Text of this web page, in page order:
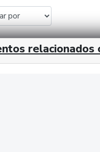
relacionados